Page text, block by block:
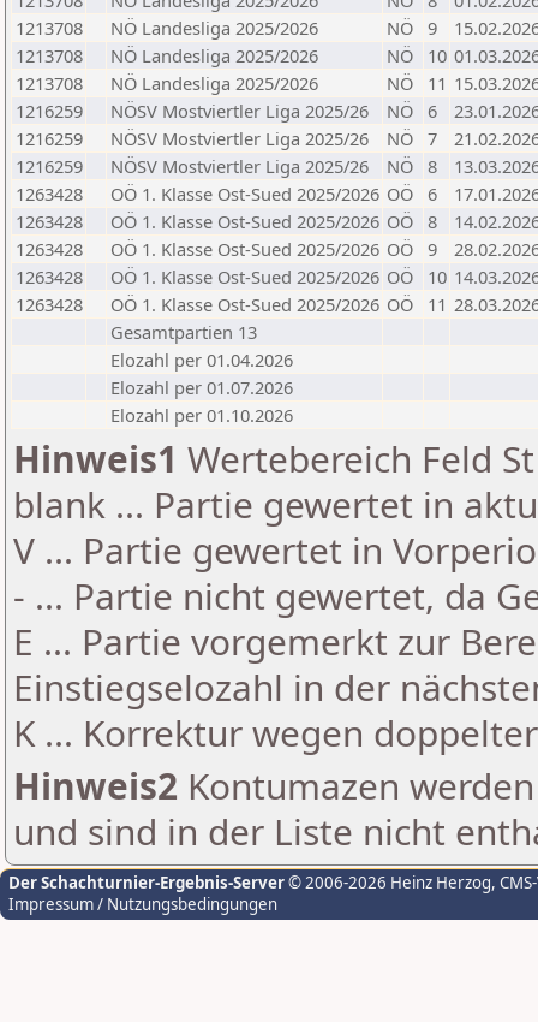
1213708
NÖ Landesliga 2025/2026 NÖ 9
1213708
NÖ Landesliga 2025/2026 NÖ 10
1213708
NÖ Landesliga 2025/2026 NÖ 11
1216259
NÖSV Mostviertler Liga 2025/26 NÖ 6
1216259
NÖSV Mostviertler Liga 2025/26 NÖ 7
1216259
NÖSV Mostviertler Liga 2025/26 NÖ 8
1263428
OÖ 1. Klasse Ost-Sued 2025/2026 OÖ 6
1263428
OÖ 1. Klasse Ost-Sued 2025/2026 OÖ 8
1263428
OÖ 1. Klasse Ost-Sued 2025/2026 OÖ 9
1263428
OÖ 1. Klasse Ost-Sued 2025/2026 OÖ 10
1263428
OÖ 1. Klasse Ost-Sued 2025/2026 OÖ 11
Gesamtpartien 13
Elozahl per 01.04.2026
Elozahl per 01.07.2026
Elozahl per 01.10.2026
Hinweis1 Wertebereich Feld
blank ... Partie gewertet in
V ... Partie gewertet in
- ... Partie nicht gewertet, da
E ... Partie vorgemerkt zur
Einstiegselozahl in der
K ... Korrektur wegen
Hinweis2 Kontumazen
und sind in der Liste nicht
Der Schachturnier-Ergebnis-Server© 2006-2026 Heinz Herzog,
Impressum / Nutzungsbedingungen